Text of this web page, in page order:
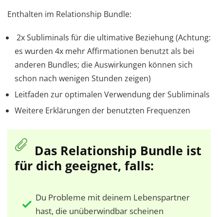
Enthalten im Relationship Bundle:
2x Subliminals für die ultimative Beziehung (Achtung:
es wurden 4x mehr Affirmationen benutzt als bei
anderen Bundles; die Auswirkungen können sich
schon nach wenigen Stunden zeigen)
Leitfaden zur optimalen Verwendung der Subliminals
Weitere Erklärungen der benutzten Frequenzen
Das Relationship Bundle ist
für dich geeignet, falls:
Du Probleme mit deinem Lebenspartner
hast, die unüberwindbar scheinen